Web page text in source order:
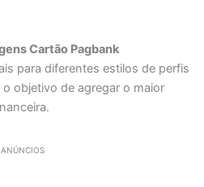
Cartão Pagbank
para diferentes estilos de perfis
objetivo de agregar o maior
ANÚNCIOS